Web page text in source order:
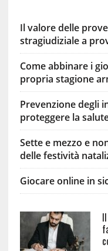
Il valore delle
stragiudiziale a
Come abbinare i
propria stagione
Prevenzione degli
proteggere la
Sette e mezzo e
delle festività
Giocare online in